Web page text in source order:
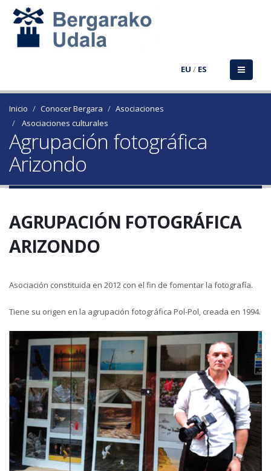
EU / ES
Inicio Conocer Bergara
Asociaciones
Asociaciones culturales
Agrupación fotográfica
Arizondo
AGRUPACIÓN FOTOGRÁFICA
ARIZONDO
Asociación constituida en 2012 con el fin de fomentar la fotografía.
Tiene su origen en la agrupación fotográfica Pol-Pol, creada en 1994.